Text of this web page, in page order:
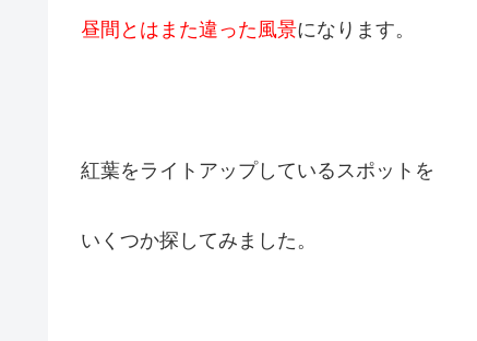
昼間とはまた違った風景になります。
紅葉をライトアップしているスポットを
いくつか探してみました。